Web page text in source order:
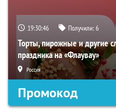
19:30:45 Получили:6
Торты, пирожные и другие
праздника на «Флаувау»
Россия
Промокод